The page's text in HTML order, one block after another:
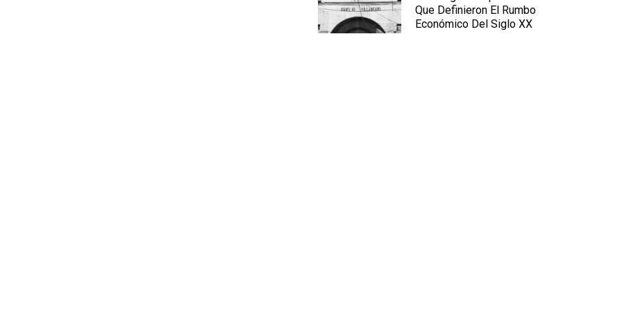
Que Definieron El Rumbo
Económico Del Siglo XX